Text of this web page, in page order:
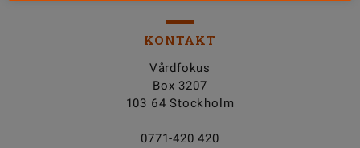
KONTAKT
Vårdfokus
Box 3207
103 64 Stockholm
0771-420 420